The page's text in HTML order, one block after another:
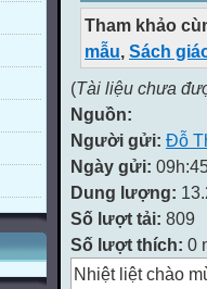
Tham khảo
mẫu, Sách
(Tài liệu chưa
Nguồn:
Người gửi: Đỗ
Ngày gửi:
Dung lượng:
Số lượt tải: 809
Số lượt thích: 0
Nhiệt liệt chào